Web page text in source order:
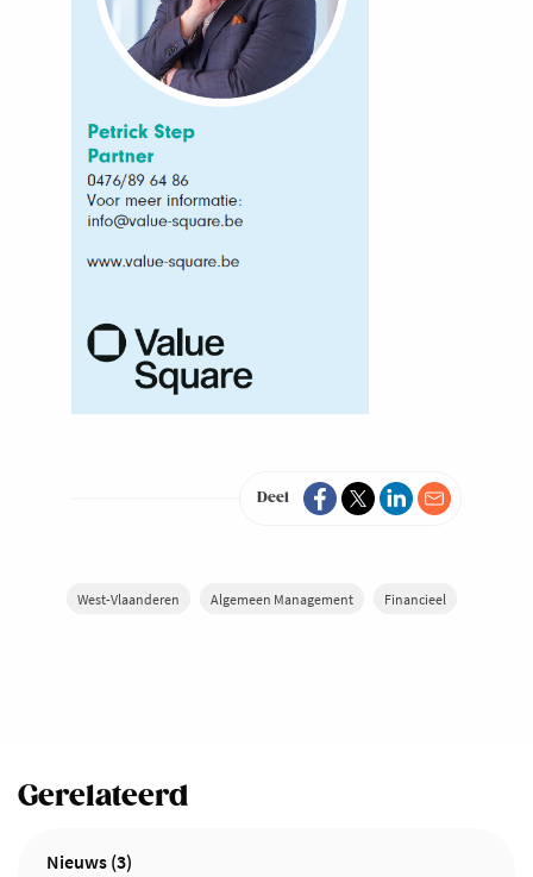
Deel
West-Vlaanderen Algemeen Management Financieel
Gerelateerd
Nieuws (3)